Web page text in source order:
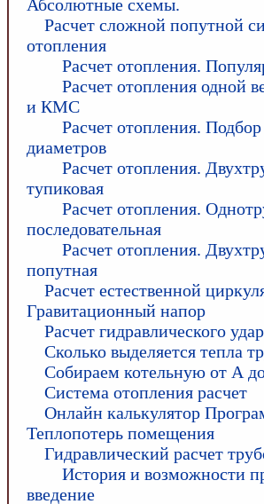
Абсолютные схемы.
Расчет сложной попутной
отопления
Расчет отопления.
Расчет отопления одной
и КМС
Расчет отопления.
диаметров
Расчет отопления.
тупиковая
Расчет отопления.
последовательная
Расчет отопления.
попутная
Расчет естественной
Гравитационный напор
Расчет гидравлического
Сколько выделяется тепла
Собираем котельную от А
Система отопления расчет
Онлайн калькулятор
Теплопотерь помещения
Гидравлический расчет
История и возможности
введение